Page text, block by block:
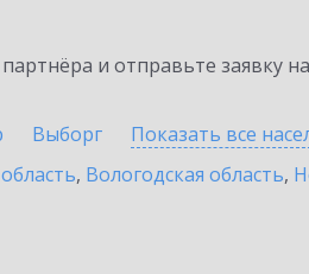
и отправьте заявку
Выборг Показать все
, Вологодская область,